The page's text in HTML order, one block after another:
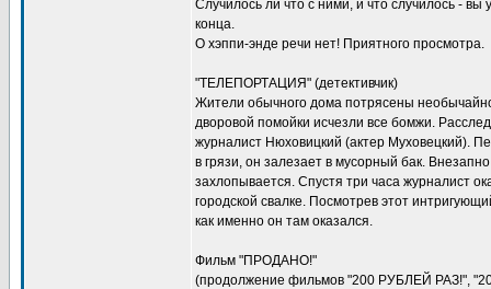
Случилось ли что с ними, и что случилось -
конца.
О хэппи-энде речи нет! Приятного просмотра.
"ТЕЛЕПОРТАЦИЯ" (детективчик)
Жители обычного дома потрясены
дворовой помойки исчезли все бомжи.
журналист Нюховицкий (актер Муховецкий).
в грязи, он залезает в мусорный бак.
захлопывается. Спустя три часа журналист
городской свалке. Посмотрев этот
как именно он там оказался.
Фильм "ПРОДАНО!"
(продолжение фильмов "200 РУБЛЕЙ РАЗ!",